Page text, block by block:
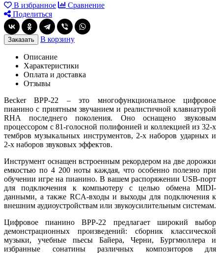
В избранное
Сравнение
Поделиться
Заказать В корзину
Описание
Характеристики
Оплата и доставка
Отзывы
Becker BPP-22 – это многофункциональное цифровое
пианино с приятным звучанием и реалистичной клавиатурой
RHA последнего поколения. Оно оснащено звуковым
процессором с 81-голосной полифонией и коллекцией из 32-х
тембров музыкальных инструментов, 2-х наборов ударных и
2-х наборов звуковых эффектов.
Инструмент оснащен встроенным рекордером на две дорожки
емкостью по 4 200 ноты каждая, что особенно полезно при
обучении игре на пианино. В вашем распоряжении USB-порт
для подключения к компьютеру с целью обмена MIDI-
данными, а также RCA-входы и выходы для подключения к
внешним аудиоустройствам или звукоусилительным системам.
Цифровое пианино BPP-22 предлагает широкий выбор
демонстрационных произведений: сборник классической
музыки, учебные пьесы Байера, Черни, Бургмюллера и
избранные сонатины различных композиторов для